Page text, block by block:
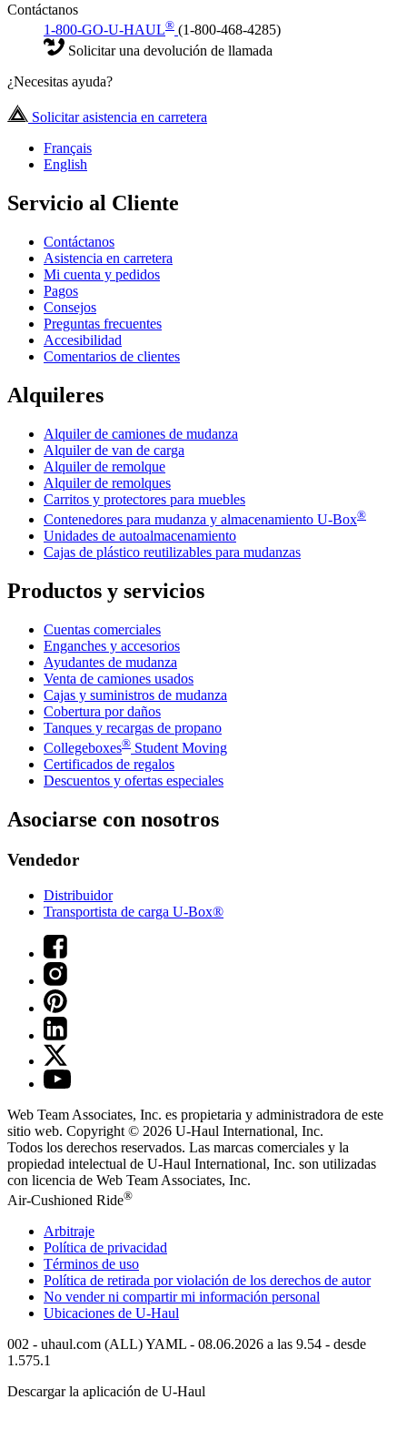
Contáctanos
1-800-GO-U-HAUL® (1-800-468-4285)
Solicitar una devolución de llamada
¿Necesitas ayuda?
Solicitar asistencia en carretera
Français
English
Servicio al Cliente
Contáctanos
Asistencia en carretera
Mi cuenta y pedidos
Pagos
Consejos
Preguntas frecuentes
Accesibilidad
Comentarios de clientes
Alquileres
Alquiler de camiones de mudanza
Alquiler de van de carga
Alquiler de remolque
Alquiler de remolques
Carritos y protectores para muebles
Contenedores para mudanza y almacenamiento U-Box®
Unidades de autoalmacenamiento
Cajas de plástico reutilizables para mudanzas
Productos y servicios
Cuentas comerciales
Enganches y accesorios
Ayudantes de mudanza
Venta de camiones usados
Cajas y suministros de mudanza
Cobertura por daños
Tanques y recargas de propano
Collegeboxes® Student Moving
Certificados de regalos
Descuentos y ofertas especiales
Asociarse con nosotros
Vendedor
Distribuidor
Transportista de carga U-Box®
Web Team Associates, Inc. es propietaria y administradora de este
sitio web. Copyright © 2026 U-Haul International, Inc.
Todos los derechos reservados. Las marcas comerciales y la
propiedad intelectual de U-Haul International, Inc. son utilizadas
con licencia de Web Team Associates, Inc.
Air-Cushioned Ride®
Arbitraje
Política de privacidad
Términos de uso
Política de retirada por violación de los derechos de autor
No vender ni compartir mi información personal
Ubicaciones de U-Haul
002 - uhaul.com (ALL) YAML - 08.06.2026 a las 9.54 - desde
1.575.1
Descargar la aplicación de U-Haul